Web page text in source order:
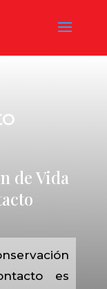
de Vida
es